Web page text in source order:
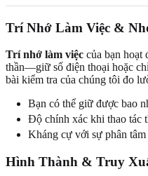
Trí Nhớ Làm Việc &
Trí nhớ làm việc của bạn hoạt
thần—giữ số điện thoại hoặc
bài kiểm tra của chúng tôi đo
Bạn có thể giữ được bao
Độ chính xác khi thao tác
Kháng cự với sự phân
Hình Thành & Truy